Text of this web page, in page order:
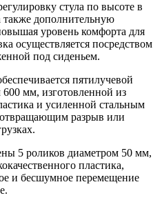
стула по высоте в
также дополнительную
уровень комфорта для
осуществляется посредством
под сиденьем.
пятилучевой
мм, изготовленной из
и усиленной стальным
разрыв или
5 роликов диаметром 50 мм,
пластика,
и бесшумное перемещение